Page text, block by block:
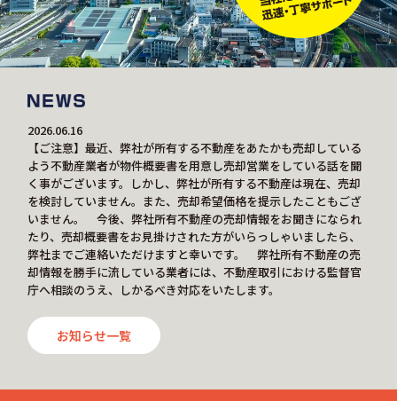
2026.06.16
【ご注意】最近、弊社が所有する不動産をあたかも売却している
よう不動産業者が物件概要書を用意し売却営業をしている話を聞
く事がございます。しかし、弊社が所有する不動産は現在、売却
を検討していません。また、売却希望価格を提示したこともござ
いません。 今後、弊社所有不動産の売却情報をお聞きになられ
たり、売却概要書をお見掛けされた方がいらっしゃいましたら、
弊社までご連絡いただけますと幸いです。 弊社所有不動産の売
却情報を勝手に流している業者には、不動産取引における監督官
庁へ相談のうえ、しかるべき対応をいたします。
お知らせ一覧